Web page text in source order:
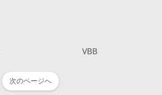
VBB
次のページへ